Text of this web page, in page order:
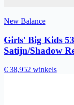
New Balance
Girls' Big Kids
Satijn/Shadow
€ 38,952 winkels